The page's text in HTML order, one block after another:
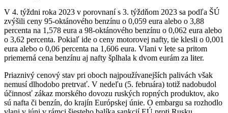
V 4. týždni roka 2023 v porovnaní s 3. týždňom 2023 sa podľa ŠÚ
zvýšili ceny 95-oktánového benzínu o 0,059 eura alebo o 3,88
percenta na 1,578 eura a 98-oktánového benzínu o 0,062 eura alebo
o 3,62 percenta. Pokiaľ ide o ceny motorovej nafty, tie klesli o 0,001
eura alebo o 0,06 percenta na 1,606 eura. Vlani v lete sa pritom
priemerná cena benzínu aj nafty šplhala k dvom eurám za liter.
Priaznivý cenový stav pri oboch najpoužívanejších palivách však
nemusí dlhodobo pretrvať. V nedeľu (5. februára) totiž nadobudol
účinnosť zákaz morského dovozu ruských ropných produktov, ako
sú nafta či benzín, do krajín Európskej únie. O embargu sa rozhodlo